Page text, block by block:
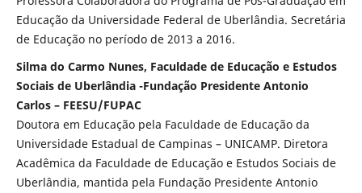
Educação da Universidade Federal de Uberlândia. Secretária
de Educação no período de 2013 a 2016.
Silma do Carmo Nunes, Faculdade de Educação e Estudos
Sociais de Uberlândia -Fundação Presidente Antonio
Carlos – FEESU/FUPAC
Doutora em Educação pela Faculdade de Educação da
Universidade Estadual de Campinas – UNICAMP. Diretora
Acadêmica da Faculdade de Educação e Estudos Sociais de
Uberlândia, mantida pela Fundação Presidente Antonio